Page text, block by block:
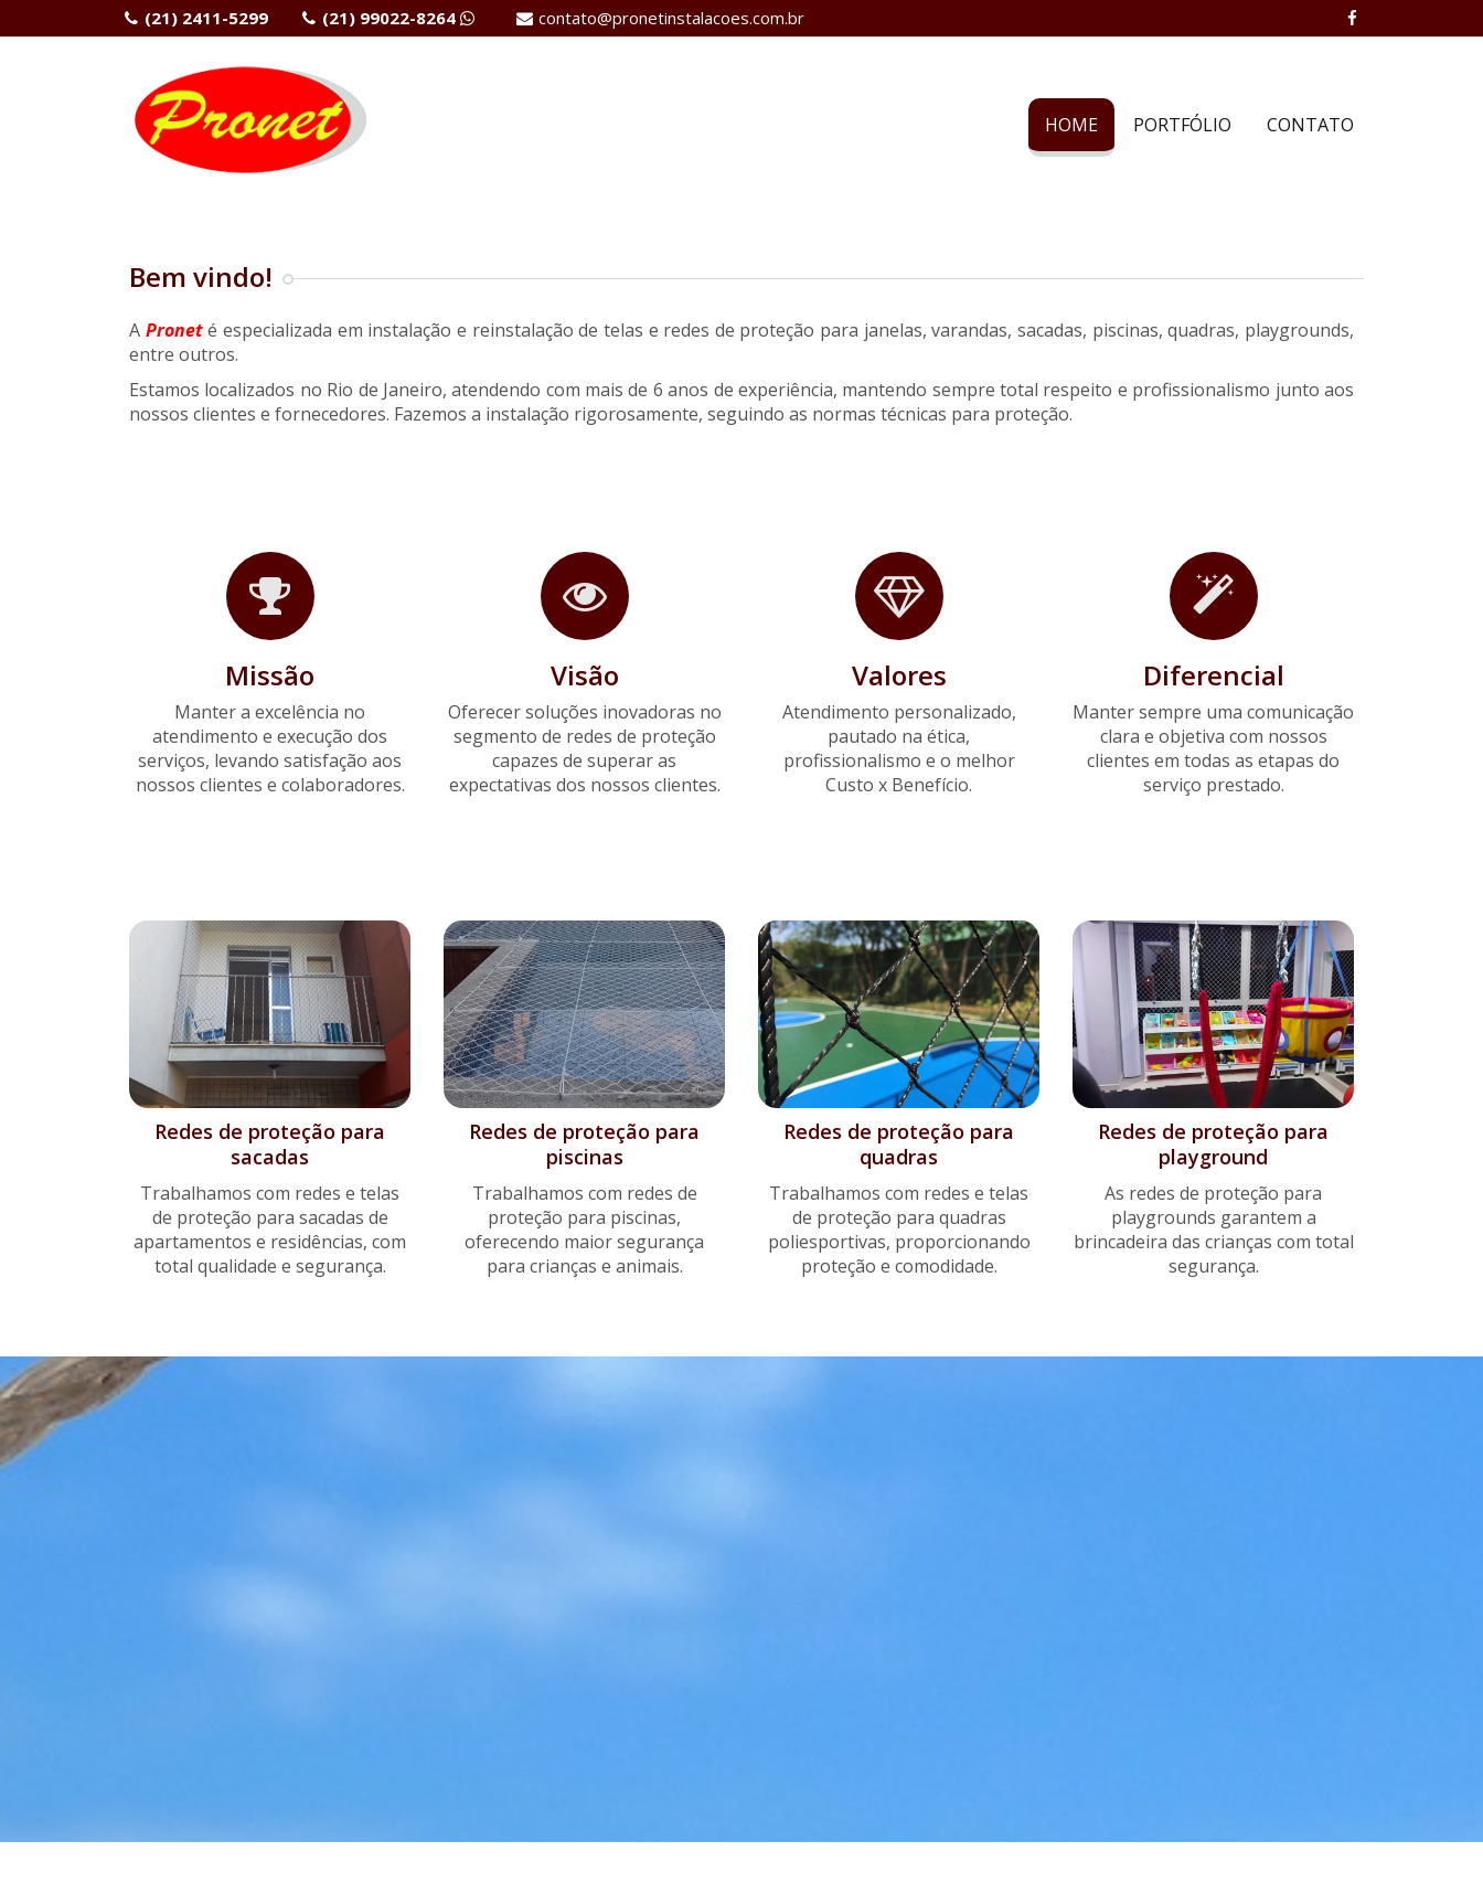
(21) 2411-5299 (21) 99022-8264 contato@pronetinstalacoes.com.br
HOME PORTFÓLIO CONTATO
Bem vindo!
A Proneté especializada em instalação e reinstalação de telas e redes de proteção para janelas, varandas, sacadas, piscinas, quadras, playgrounds,
entre outros.
Estamos localizados no Rio de Janeiro, atendendo com mais de 6 anos de experiência, mantendo sempre total respeito e profissionalismo junto aos
nossos clientes e fornecedores. Fazemos a instalação rigorosamente, seguindo as normas técnicas para proteção.
Missão
Manter a excelência no
atendimento e execução dos
serviços, levando satisfação aos
nossos clientes e colaboradores.
Visão
Oferecer soluções inovadoras no
segmento de redes de proteção
capazes de superar as
expectativas dos nossos clientes.
Valores
Atendimento personalizado,
pautado na ética,
profissionalismo e o melhor
Custo x Benefício.
Diferencial
Manter sempre uma comunicação
clara e objetiva com nossos
clientes em todas as etapas do
serviço prestado.
Redes de proteção para
sacadas
Trabalhamos com redes e telas
de proteção para sacadas de
apartamentos e residências, com
total qualidade e segurança.
Redes de proteção para
piscinas
Trabalhamos com redes de
proteção para piscinas,
oferecendo maior segurança
para crianças e animais.
Redes de proteção para
quadras
Trabalhamos com redes e telas
de proteção para quadras
poliesportivas, proporcionando
proteção e comodidade.
Redes de proteção para
playground
As redes de proteção para
playgrounds garantem a
brincadeira das crianças com total
segurança.